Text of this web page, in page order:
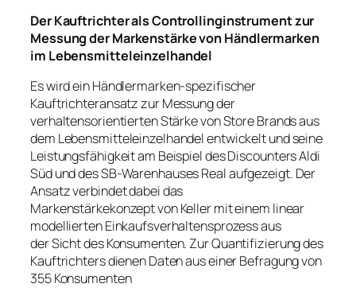
Der Kauftrichter als Controllinginstrument zur
Messung der Markenstärke von Händlermarken
im Lebensmitteleinzelhandel
Es wird ein Händlermarken-spezifischer
Kauftrichteransatz zur Messung der
verhaltensorientierten Stärke von Store Brands aus
dem Lebensmitteleinzelhandel entwickelt und seine
Leistungsfähigkeit am Beispiel des Discounters Aldi
Süd und des SB-Warenhauses Real aufgezeigt. Der
Ansatz verbindet dabei das
Markenstärkekonzept von Keller mit einem linear
modellierten Einkaufsverhaltensprozess aus
der Sicht des Konsumenten. Zur Quantifizierung des
Kauftrichters dienen Daten aus einer Befragung von
355 Konsumenten